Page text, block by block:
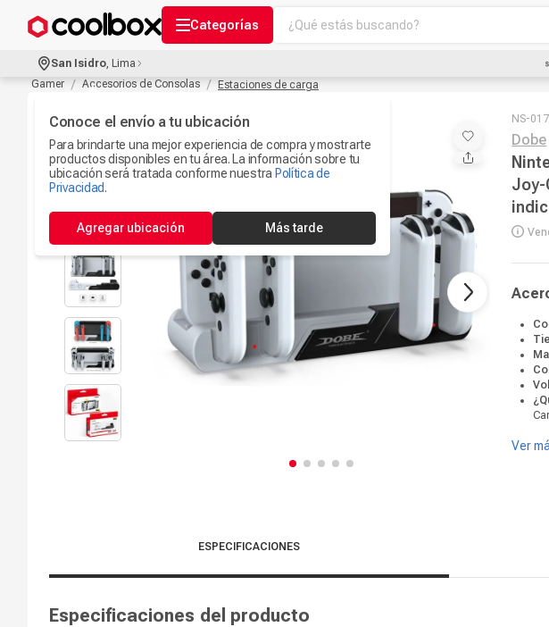
Categorías
¿Qué estás buscando?
1.
Audífonos Con Bluetooth
3.
Ipad
Iphone 17
Microfono
Camaras Seguridad
Parlantes Bluetooth
9 .
Accesorios Computo
Smartwach
San Isidro, Lima
Conoce el envío a tu ubicación
Para brindarte una mejor experiencia de compra y mostrarte
productos disponibles en tu área. La información sobre tu
ubicación será tratada conforme nuestra Política de
Privacidad.
Agregar ubicación Más tarde
Gamer
Accesorios de Consolas Estaciones de carga
NS-017
Dobe
Joy-
Ver
ESPECIFICACIONES
Especificaciones del producto